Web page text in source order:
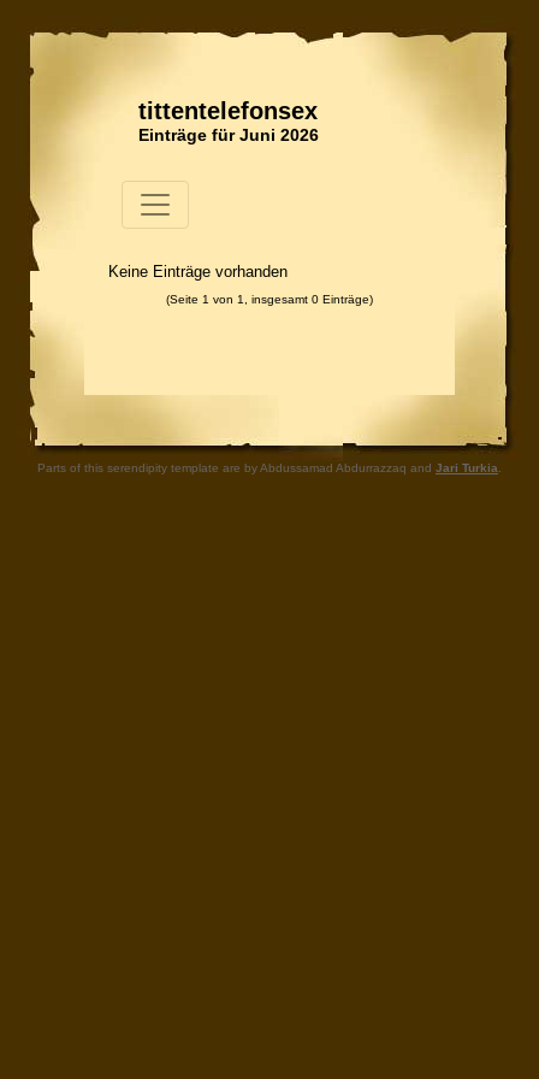
tittentelefonsex
Einträge für Juni 2026
Keine Einträge vorhanden
(Seite 1 von 1, insgesamt 0 Einträge)
Parts of this serendipity template are by Abdussamad Abdurrazzaq and Jari Turkia